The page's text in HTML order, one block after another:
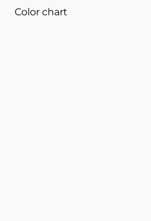
Color chart